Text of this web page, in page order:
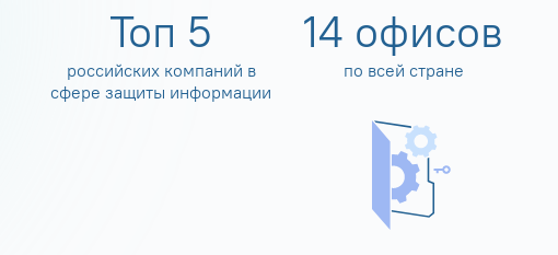
Топ 5
российских компаний в
сфере защиты информации
14 офисов
по всей стране